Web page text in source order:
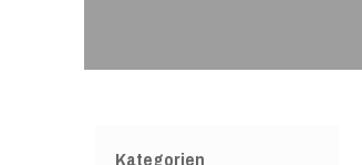
Kategorien